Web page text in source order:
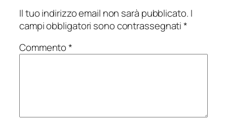
Il tuo indirizzo email non sarà pubblicato. I
campi obbligatori sono contrassegnati*
Commento*